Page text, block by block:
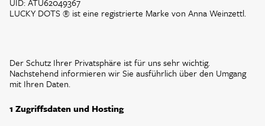
LUCKY DOTS ® ist eine registrierte Marke von Anna Weinzettl.
Der Schutz Ihrer Privatsphäre ist für uns sehr wichtig.
Nachstehend informieren wir Sie ausführlich über den Umgang
mit Ihren Daten.
1 Zugriffsdaten und Hosting